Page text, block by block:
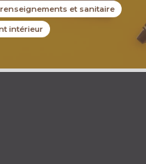
et sanitaire
intérieur